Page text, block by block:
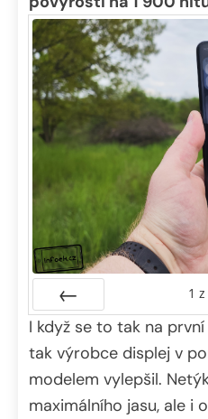
Předchozí
1 z
I když se to tak na
tak výrobce displej v
modelem vylepšil.
maximálního jasu, ale i